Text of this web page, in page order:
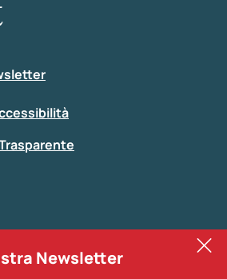
della segnalazione
Newsletter